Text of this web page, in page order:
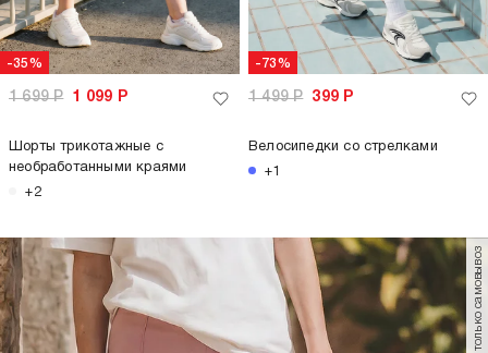
-35%
1 699Р 1 099 Р
Шорты трикотажные с
необработанными краями
+2
-73%
1 499Р 399 Р
Велосипедки со стрелками
+1
только самовывоз